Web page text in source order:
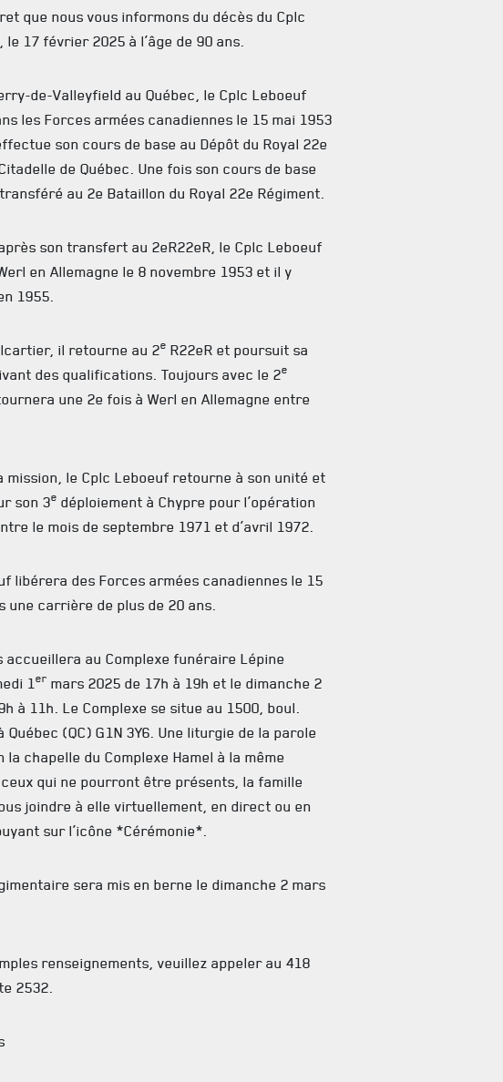
que nous vous informons du décès du Cplc
le 17 février 2025 à l’âge de 90 ans.
de-Valleyfield au Québec, le Cplc Leboeuf
les Forces armées canadiennes le 15 mai 1953
son cours de base au Dépôt du Royal 22e
de Québec. Une fois son cours de base
au 2e Bataillon du Royal 22e Régiment.
son transfert au 2eR22eR, le Cplc Leboeuf
en Allemagne le 8 novembre 1953 et il y
1955.
il retourne au 2e R22eR et poursuit sa
des qualifications. Toujours avec le 2e
une 2e fois à Werl en Allemagne entre
mission, le Cplc Leboeuf retourne à son unité et
son 3e déploiement à Chypre pour l’opération
le mois de septembre 1971 et d’avril 1972.
libérera des Forces armées canadiennes le 15
une carrière de plus de 20 ans.
accueillera au Complexe funéraire Lépine
1 er mars 2025 de 17h à 19h et le dimanche 2
à 11h. Le Complexe se situe au 1500, boul.
Québec (QC) G1N 3Y6. Une liturgie de la parole
la chapelle du Complexe Hamel à la même
qui ne pourront être présents, la famille
joindre à elle virtuellement, en direct ou en
sur l’icône *Cérémonie*.
sera mis en berne le dimanche 2 mars
renseignements, veuillez appeler au 418
2532.